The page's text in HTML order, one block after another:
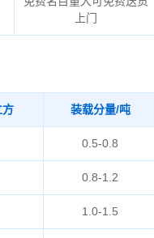
上门
方 装载分量/吨
0.5-0.8
0.8-1.2
1.0-1.5